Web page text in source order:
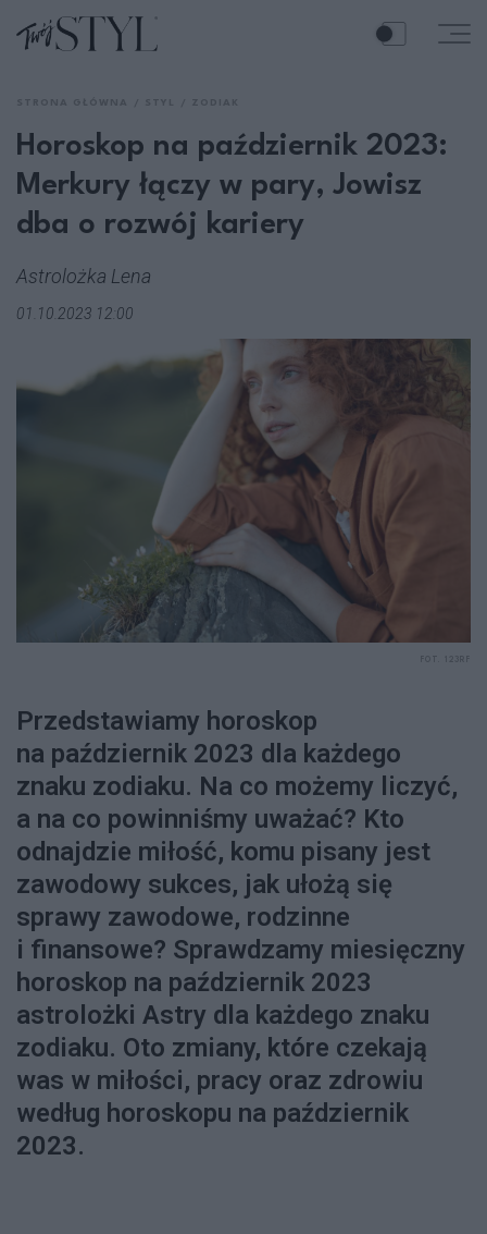
Horoskop na październik 2023:
Merkury łączy w pary, Jowisz
dba o rozwój kariery
Astrolożka Lena
01.10.2023 12:00
Przedstawiamy horoskop
na październik 2023 dla każdego
znaku zodiaku. Na co możemy liczyć,
a na co powinniśmy uważać? Kto
odnajdzie miłość, komu pisany jest
zawodowy sukces, jak ułożą się
sprawy zawodowe, rodzinne
i finansowe? Sprawdzamy miesięczny
horoskop na październik 2023
astrolożki Astry dla każdego znaku
zodiaku. Oto zmiany, które czekają
was w miłości, pracy oraz zdrowiu
według horoskopu na październik
2023.